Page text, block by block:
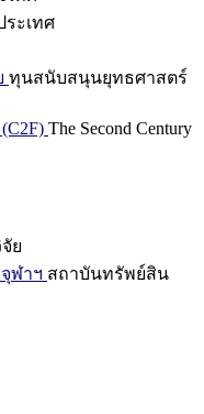
ระเทศ
ทุนสนับสนุนยุทธศาสตร์
The Second Century
ย
ฬาฯ สถาบันทรัพย์สิน